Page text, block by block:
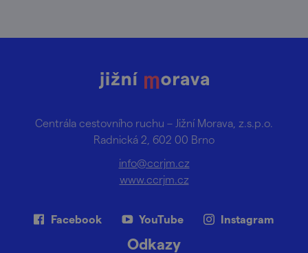
Centrála cestovního ruchu – Jižní Morava, z.s.p.o.
Radnická 2, 602 00 Brno
info@ccrjm.cz
www.ccrjm.cz
Facebook YouTube Instagram
Odkazy